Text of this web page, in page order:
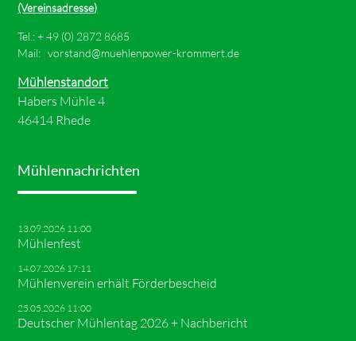
(Vereinsadresse)
Tel.: +49 (0) 2872 8685
Mail:vorstand@muehlenpower-krommert.de
Mühlenstandort
Habers Mühle 4
46414 Rhede
Mühlennachrichten
13.09.2026 11:00
Mühlenfest
14.07.2026 17:11
Mühlenverein erhält Förderbescheid
25.05.2026 11:00
Deutscher Mühlentag 2026 + Nachbericht